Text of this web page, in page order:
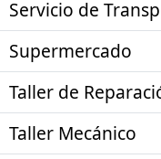
Servicio de
Supermercado
Taller de
Taller Mecánico